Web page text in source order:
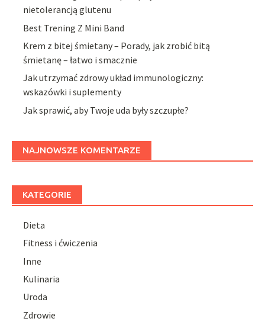
nietolerancją glutenu
Best Trening Z Mini Band
Krem z bitej śmietany – Porady, jak zrobić bitą
śmietanę – łatwo i smacznie
Jak utrzymać zdrowy układ immunologiczny:
wskazówki i suplementy
Jak sprawić, aby Twoje uda były szczupłe?
NAJNOWSZE KOMENTARZE
KATEGORIE
Dieta
Fitness i ćwiczenia
Inne
Kulinaria
Uroda
Zdrowie